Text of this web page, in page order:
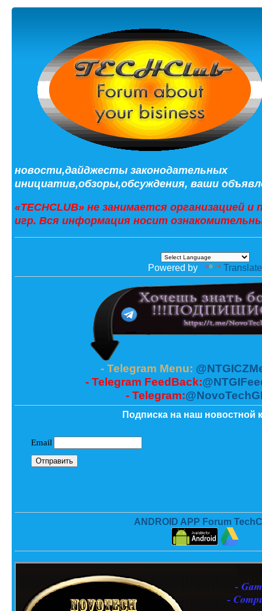
новости,дайджесты законодательных
инициатив,обзоры,обсуждения, ваши
«TECHCLUB» не занимается организацией
игр. Вся информация носит
Powered by Translate
- Telegram Menu:
- Telegram FeedBack:
- Telegram:
Подписка на наш новостной
ANDROID APP Forum